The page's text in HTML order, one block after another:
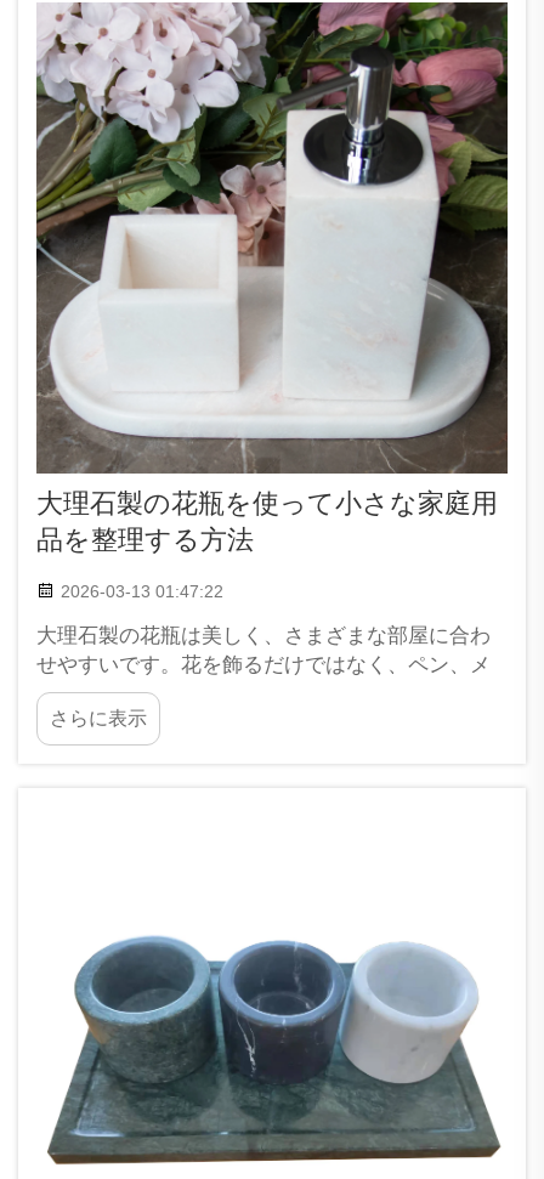
大理石製の花瓶を使って小さな家庭用
品を整理する方法
2026-03-13 01:47:22
大理石製の花瓶は美しく、さまざまな部屋に合わ
せやすいです。花を飾るだけではなく、ペン、メ
イクブラシ、小さなキッチン用品、あるいはクラ
フト用品など、さまざまな小物を収納することも
できます。スタイリッシュな収納のために大理石
さらに表示